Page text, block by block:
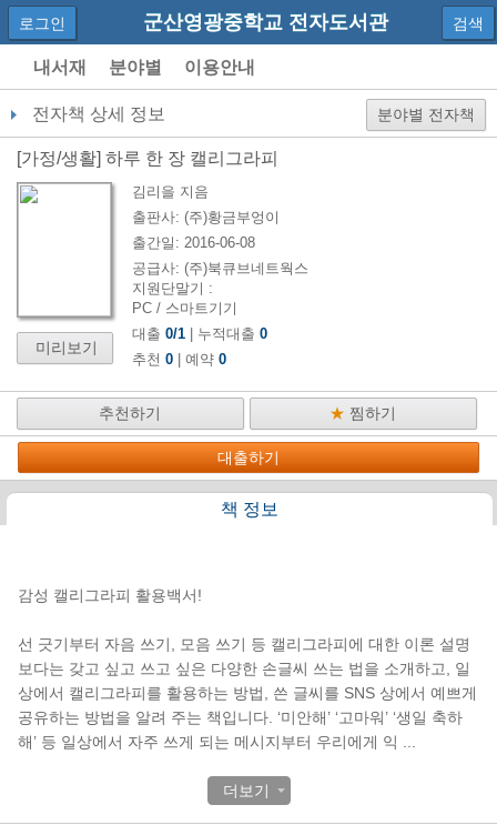
군산영광중학교 전자도서관
로그인 검색
내서재 분야별 이용안내
전자책 상세 정보 분야별 전자책
[가정/생활] 하루 한 장 캘리그라피
미리보기
김리을 지음
출판사: (주)황금부엉이
출간일: 2016-06-08
공급사: (주)북큐브네트웍스
지원단말기 :
PC / 스마트기기
대출 0/1 | 누적대출 0
추천 0 | 예약 0
추천하기 ★ 찜하기
대출하기
책 정보
감성 캘리그라피 활용백서!
선 긋기부터 자음 쓰기, 모음 쓰기 등 캘리그라피에 대한 이론 설명
보다는 갖고 싶고 쓰고 싶은 다양한 손글씨 쓰는 법을 소개하고, 일
상에서 캘리그라피를 활용하는 방법, 쓴 글씨를 SNS 상에서 예쁘게
공유하는 방법을 알려 주는 책입니다. ‘미안해’ ‘고마워’ ‘생일 축하
해’ 등 일상에서 자주 쓰게 되는 메시지부터 우리에게 익
더보기